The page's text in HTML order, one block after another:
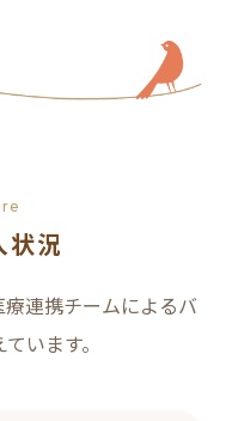
状況
連携チームによるバ
います。